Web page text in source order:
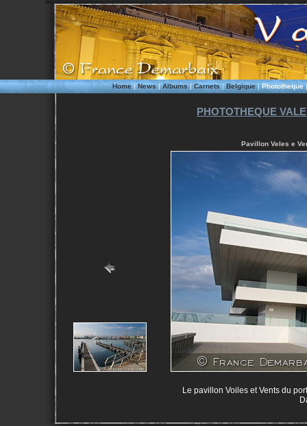
Home|News|Albums|Carnets|Belgique|Phototheque
PHOTOTHEQUE
Pavillon Veles e
Le pavillon Voiles et Vents du